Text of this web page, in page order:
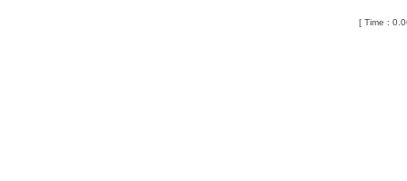
[ Time :